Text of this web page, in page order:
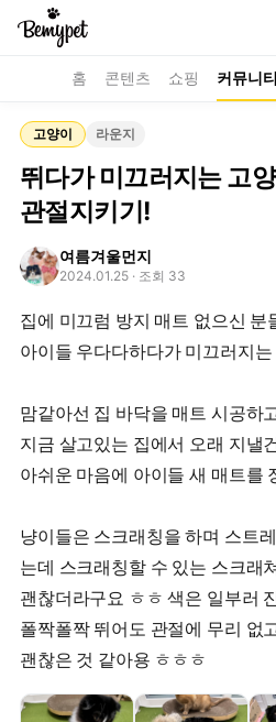
홈 콘텐츠 쇼핑 커뮤니티
고양이 라운지
뛰다가 미끄러지는 고
관절지키기!
여름겨울먼지
2024.01.25 · 조회 33
집에 미끄럼 방지 매트 없으신 분
아이들 우다다하다가 미끄러지
맘같아선 집 바닥을 매트 시공하
지금 살고있는 집에서 오래 지낼
아쉬운 마음에 아이들 새 매트를
냥이들은 스크래칭을 하며 스트
는데 스크래칭할 수 있는 스크래
괜찮더라구요 ㅎㅎ 색은 일부러
폴짝폴짝 뛰어도 관절에 무리 없
괜찮은 것 같아용 ㅎㅎㅎ